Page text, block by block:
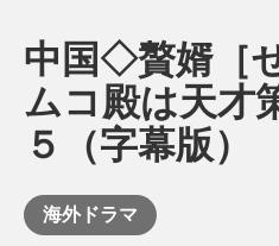
中国◇贅婿［
ムコ殿は天才
５（字幕版）
海外ドラマ